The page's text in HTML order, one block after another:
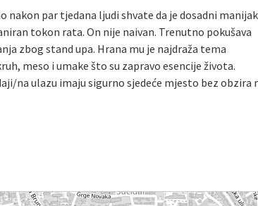
nakon par tjedana ljudi shvate da je dosadni
tokon rata. On nije naivan. Trenutno pokušava
zbog stand upa. Hrana mu je najdraža tema
meso i umake što su zapravo esencije života.
na ulazu imaju sigurno sjedeće mjesto bez obzira